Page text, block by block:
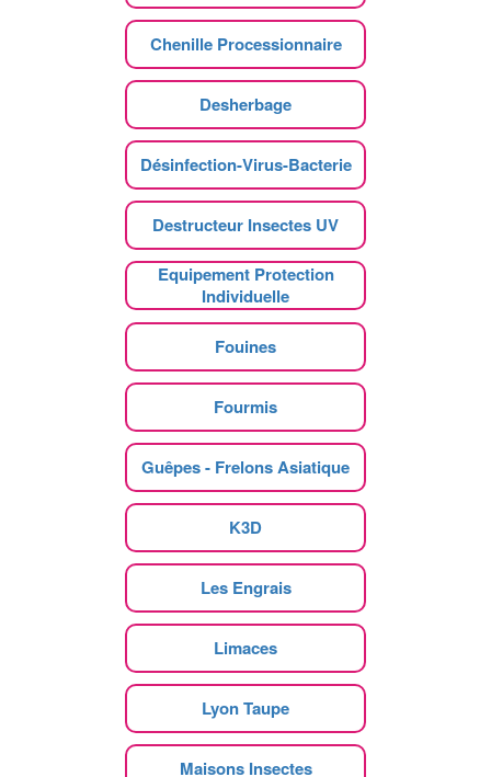
Chenille Processionnaire
Desherbage
Désinfection-Virus-Bacterie
Destructeur Insectes UV
Equipement Protection
Individuelle
Fouines
Fourmis
Guêpes - Frelons Asiatique
K3D
Les Engrais
Limaces
Lyon Taupe
Maisons Insectes